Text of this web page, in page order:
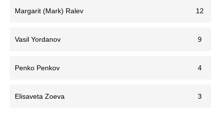
Margarit (Mark) Ralev 12
Vasil Yordanov 9
Penko Penkov 4
Elisaveta Zoeva 3